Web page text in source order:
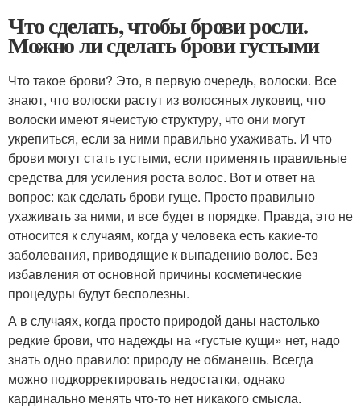
Что сделать, чтобы брови росли.
Можно ли сделать брови густыми
Что такое брови? Это, в первую очередь, волоски. Все
знают, что волоски растут из волосяных луковиц, что
волоски имеют ячеистую структуру, что они могут
укрепиться, если за ними правильно ухаживать. И что
брови могут стать густыми, если применять правильные
средства для усиления роста волос. Вот и ответ на
вопрос: как сделать брови гуще. Просто правильно
ухаживать за ними, и все будет в порядке. Правда, это не
относится к случаям, когда у человека есть какие-то
заболевания, приводящие к выпадению волос. Без
избавления от основной причины косметические
процедуры будут бесполезны.
А в случаях, когда просто природой даны настолько
редкие брови, что надежды на «густые кущи» нет, надо
знать одно правило: природу не обманешь. Всегда
можно подкорректировать недостатки, однако
кардинально менять что-то нет никакого смысла.